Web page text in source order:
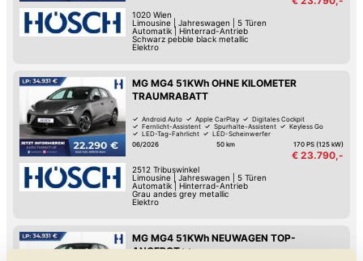
1020 Wien
Limousine| Jahreswagen
5 Türen
Automatik| Hinterrad-Antrieb
Schwarz pebble black metallic
Elektro
MG MG4 51KWh OHNE KILOMETER
TRAUMRABATT
Android Auto Apple CarPlay
Digitales Cockpit
Fernlicht-Assistent
Spurhalte-Assistent
Keyless Go
LED-Tag-Fahrlicht
LED-Scheinwerfer
06/2026
50 km 170 PS (125 kW)
€ 23.790,-
2512 Tribuswinkel
Limousine| Jahreswagen
5 Türen
Automatik| Hinterrad-Antrieb
Grau andes grey metallic
Elektro
MG MG4 51KWh NEUWAGEN TOP-
ANGEBOT++